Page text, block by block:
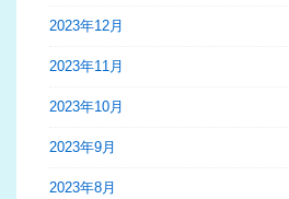
2023年12月
2023年11月
2023年10月
2023年9月
2023年8月